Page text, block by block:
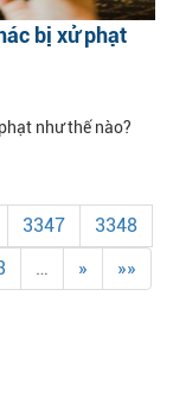
bị xử phạt
như thế nào?
3347
3348
… » »»